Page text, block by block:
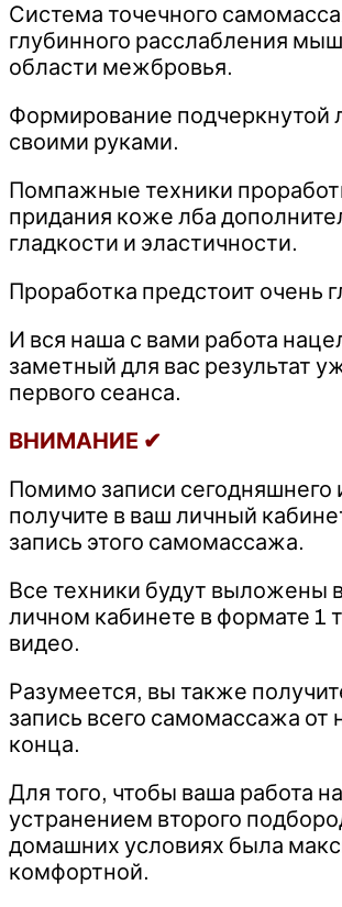
Система точечного
глубинного расслабления
области межбровья.
Формирование подчеркнутой
своими руками.
Помпажные техники
придания коже лба
гладкости и эластичности.
Проработка предстоит очень
И вся наша с вами работа
заметный для вас результат
первого сеанса.
ВНИМАНИЕ ✔
Помимо записи сегодняшнего
получите в ваш личный
запись этого самомассажа.
Все техники будут выложены
личном кабинете в формате 1
видео.
Разумеется, вы также
запись всего самомассажа от
конца.
Для того, чтобы ваша работа
устранением второго
домашних условиях была
комфортной.